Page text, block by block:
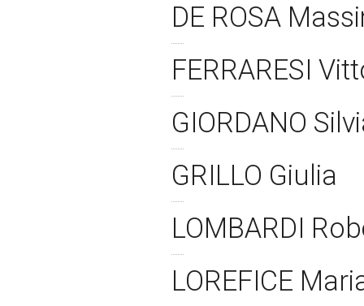
DE ROSA
FERRARESI
GIORDANO
GRILLO Giulia
LOMBARDI
LOREFICE